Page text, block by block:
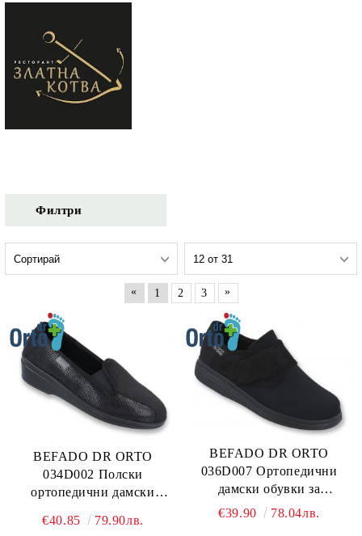
Филтри
« 1 2 3 »
BEFADO DR ORTO
034D002 Полски
ортопедични дамски
барманки на лека
€40.85 79.90лв.
BEFADO DR ORTO
036D007 Ортопедични
дамски обувки за
сервитьорки и барманки,
€39.90 78.04лв.